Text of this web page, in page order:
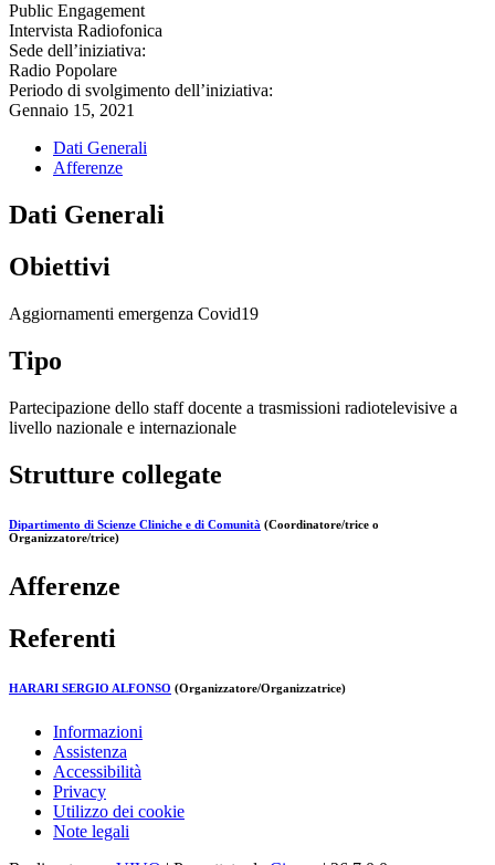
Public Engagement
Intervista Radiofonica
Sede dell’iniziativa:
Radio Popolare
Periodo di svolgimento dell’iniziativa:
Gennaio 15, 2021
Dati Generali
Afferenze
Dati Generali
Obiettivi
Aggiornamenti emergenza Covid19
Tipo
Partecipazione dello staff docente a trasmissioni radiotelevisive a
livello nazionale e internazionale
Strutture collegate
Dipartimento di Scienze Cliniche e di Comunità (Coordinatore/trice o
Organizzatore/trice)
Afferenze
Referenti
HARARI SERGIO ALFONSO (Organizzatore/Organizzatrice)
Informazioni
Assistenza
Accessibilità
Privacy
Utilizzo dei cookie
Note legali